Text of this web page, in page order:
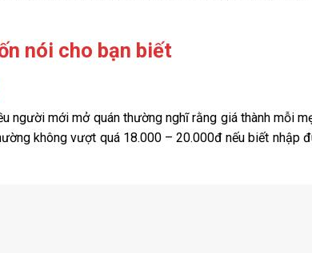
nói cho bạn biết
người mới mở quán thường nghĩ rằng giá thành mỗi
không vượt quá 18.000 – 20.000đ nếu biết nhập